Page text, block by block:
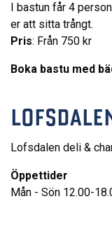
I bastun får 4
er att sitta trångt.
Pris: Från 750 kr
Boka bastu med
Lofsdalen deli &
Öppettider
Mån - Sön 12.00-